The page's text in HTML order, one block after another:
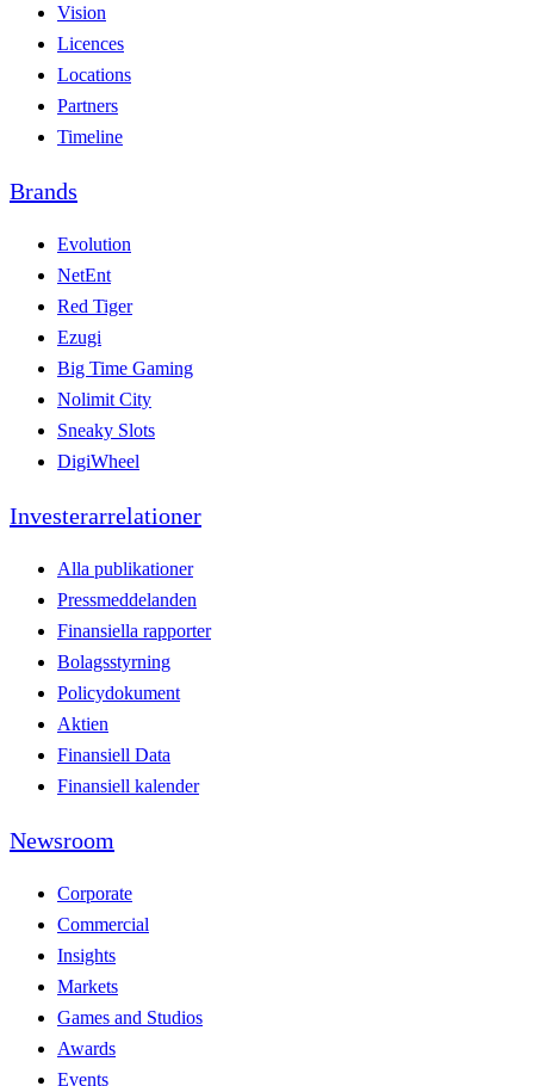
Vision
Licences
Locations
Partners
Timeline
Brands
Evolution
NetEnt
Red Tiger
Ezugi
Big Time Gaming
Nolimit City
Sneaky Slots
DigiWheel
Investerarrelationer
Alla publikationer
Pressmeddelanden
Finansiella rapporter
Bolagsstyrning
Policydokument
Aktien
Finansiell Data
Finansiell kalender
Newsroom
Corporate
Commercial
Insights
Markets
Games and Studios
Awards
Events